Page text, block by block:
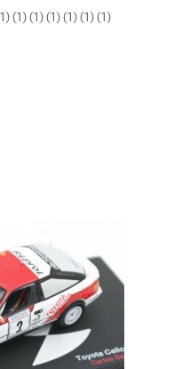
(1) (1) (1) (1) (1) (1)